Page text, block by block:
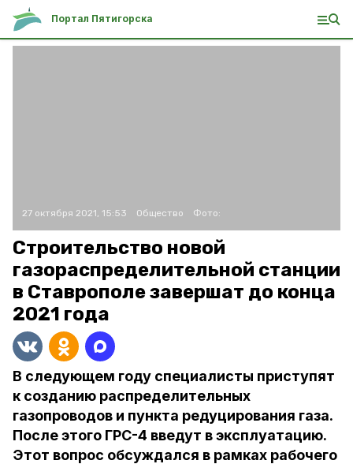
Портал Пятигорска
27 октября 2021, 15:53 Общество Фото:
Строительство новой
газораспределительной станции
в Ставрополе завершат до конца
2021 года
В следующем году специалисты приступят
к созданию распределительных
газопроводов и пункта редуцирования газа.
После этого ГРС-4 введут в эксплуатацию.
Этот вопрос обсуждался в рамках рабочего